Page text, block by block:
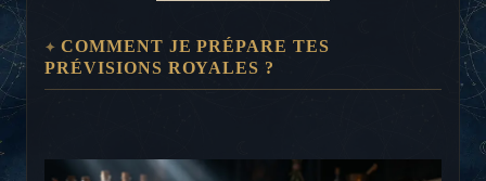
COMMENT JE PRÉPARE TES
PRÉVISIONS ROYALES ?